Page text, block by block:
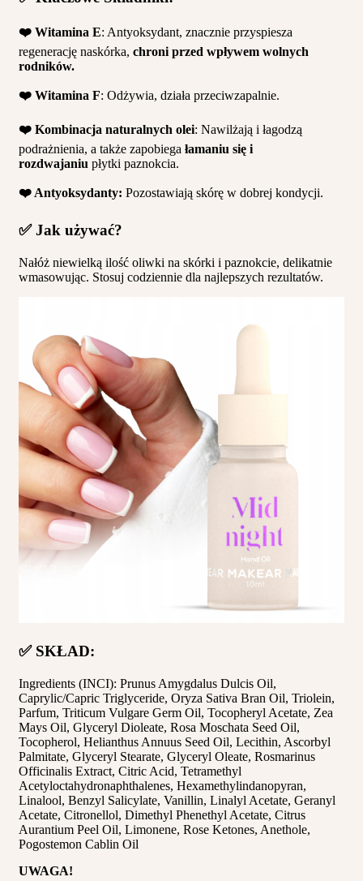
❤️ Witamina E: Antyoksydant, znacznie przyspiesza
regenerację naskórka, chroni przed wpływem wolnych
rodników.
❤️ Witamina F: Odżywia, działa przeciwzapalnie.
❤️ Kombinacja naturalnych olei: Nawilżają i łagodzą
podrażnienia, a także zapobiega łamaniu się i
rozdwajaniu płytki paznokcia.
❤️ Antyoksydanty: Pozostawiają skórę w dobrej kondycji.
✅ Jak używać?
Nałóż niewielką ilość oliwki na skórki i paznokcie, delikatnie
wmasowując. Stosuj codziennie dla najlepszych rezultatów.
✅ SKŁAD:
Ingredients (INCI): Prunus Amygdalus Dulcis Oil,
Caprylic/Capric Triglyceride, Oryza Sativa Bran Oil, Triolein,
Parfum, Triticum Vulgare Germ Oil, Tocopheryl Acetate, Zea
Mays Oil, Glyceryl Dioleate, Rosa Moschata Seed Oil,
Tocopherol, Helianthus Annuus Seed Oil, Lecithin, Ascorbyl
Palmitate, Glyceryl Stearate, Glyceryl Oleate, Rosmarinus
Officinalis Extract, Citric Acid, Tetramethyl
Acetyloctahydronaphthalenes, Hexamethylindanopyran,
Linalool, Benzyl Salicylate, Vanillin, Linalyl Acetate, Geranyl
Acetate, Citronellol, Dimethyl Phenethyl Acetate, Citrus
Aurantium Peel Oil, Limonene, Rose Ketones, Anethole,
Pogostemon Cablin Oil
UWAGA!